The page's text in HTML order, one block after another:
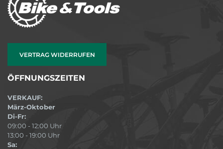
VERTRAG WIDERRUFEN
ÖFFNUNGSZEITEN
VERKAUF:
März-Oktober
Di-Fr:
09:00 - 12:00 Uhr
13:00 - 19:00 Uhr
Sa: